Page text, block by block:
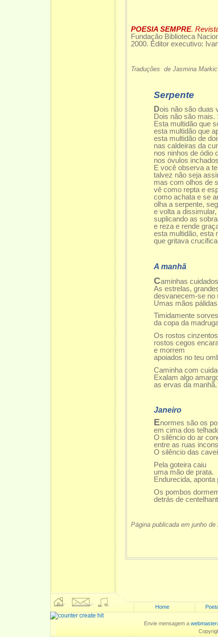
POESIA SEMPRE.
Fundação Biblioteca
2000. Editor executivo:
Traduções de Jasmina
Serpente
Dois não são duas
Dois não são
Esta multidão que
esta multidão que
esta multidão de
nas caldeiras da
nos ninhos de ódio
nos óvulos
E você observa a
talvez não seja
mas com olhos de
vê como repta e
como achata e se
olha a serpente,
e volta a
suplicando as
e reza e rende
esta multidão, esta
que gritava
A manhã
Caminhas
As estrelas,
desvanecem-se no
Umas mãos
Timidamente
da copa da
Os rostos
rostos cegos
e morrem
apoiados no teu
Caminha com
Exalam algo
as ervas da manhã.
Janeiro
Enormes são os
em cima dos
O silêncio do ar
entre as ruas
O silêncio das
Pela goteira caiu
uma mão de prata.
Endurecida, aponta
Os pombos
detrás de
Página publicada em junho de
Home
Envie mensagem a